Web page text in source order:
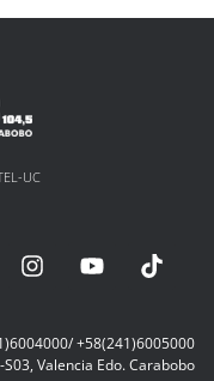
UC
+58(241)6005000
Valencia Edo. Carabobo